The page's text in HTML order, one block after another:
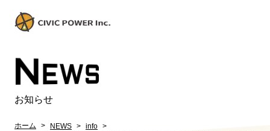
NEWS
お知らせ
ホーム NEWS
info